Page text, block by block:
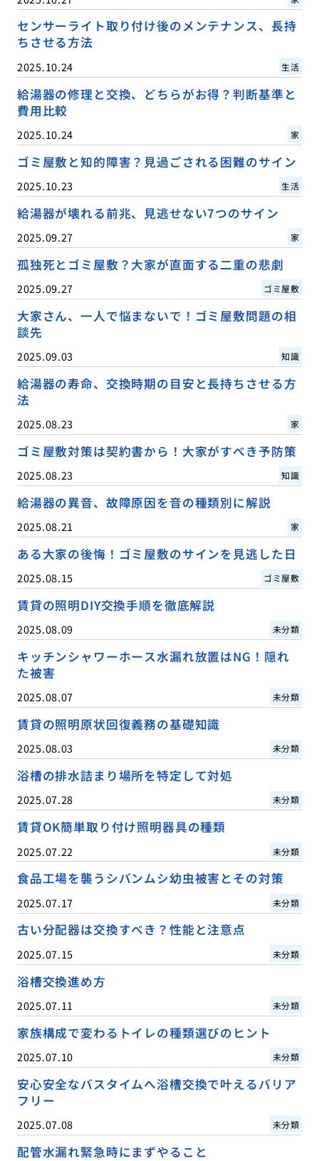
センサーライト取り付け後のメンテナンス、長持
ちさせる方法
2025.10.24 生活
給湯器の修理と交換、どちらがお得？判断基準と
費用比較
2025.10.24 家
ゴミ屋敷と知的障害？見過ごされる困難のサイン
2025.10.23 生活
給湯器が壊れる前兆、見逃せない7つのサイン
2025.09.27 家
孤独死とゴミ屋敷？大家が直面する二重の悲劇
2025.09.27 ゴミ屋敷
大家さん、一人で悩まないで！ゴミ屋敷問題の相
談先
2025.09.03 知識
給湯器の寿命、交換時期の目安と長持ちさせる方
法
2025.08.23 家
ゴミ屋敷対策は契約書から！大家がすべき予防策
2025.08.23 知識
給湯器の異音、故障原因を音の種類別に解説
2025.08.21 家
ある大家の後悔！ゴミ屋敷のサインを見逃した日
2025.08.15 ゴミ屋敷
賃貸の照明DIY交換手順を徹底解説
2025.08.09 未分類
キッチンシャワーホース水漏れ放置はNG！隠れ
た被害
2025.08.07 未分類
賃貸の照明原状回復義務の基礎知識
2025.08.03 未分類
浴槽の排水詰まり場所を特定して対処
2025.07.28 未分類
賃貸OK簡単取り付け照明器具の種類
2025.07.22 未分類
食品工場を襲うシバンムシ幼虫被害とその対策
2025.07.17 未分類
古い分配器は交換すべき？性能と注意点
2025.07.15 未分類
浴槽交換進め方
2025.07.11 未分類
家族構成で変わるトイレの種類選びのヒント
2025.07.10 未分類
安心安全なバスタイムへ浴槽交換で叶えるバリア
フリー
2025.07.08 未分類
配管水漏れ緊急時にまずやること